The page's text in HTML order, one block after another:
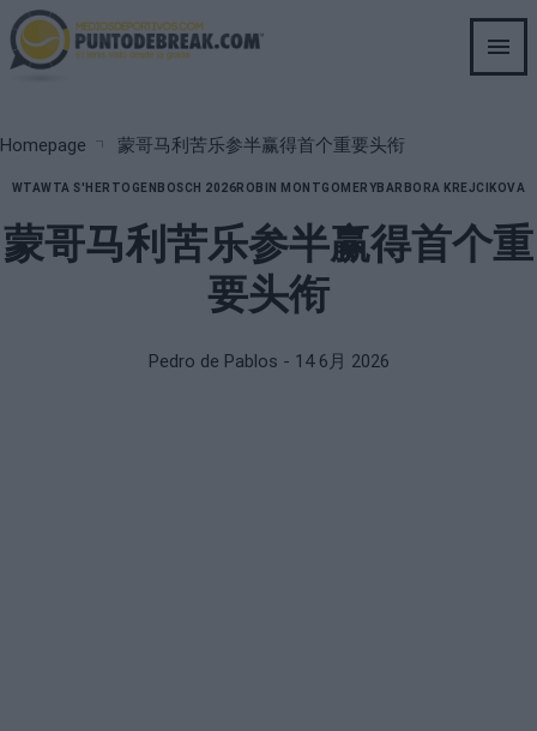
Skip
to
main
Breadcrumb
Homepage 蒙哥马利苦乐参半赢得首个重要头衔
WTAWTA S'HERTOGENBOSCH 2026ROBIN MONTGOMERYBARBORA KREJCIKOVA
蒙哥马利苦乐参半赢得首个重
要头衔
Pedro de Pablos - 14 6月 2026